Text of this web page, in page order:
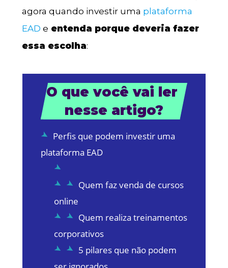
agora quando investir uma plataforma
EAD e entenda porque deveria fazer
essa escolha:
O que você vai ler
nesse artigo?
Perfis que podem investir uma
plataforma EAD
Quem faz venda de cursos
online
Quem realiza treinamentos
corporativos
5 pilares que não podem